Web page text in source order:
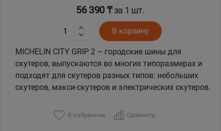
56 390 ₸за 1 шт.
В корзину
MICHELIN CITY GRIP 2 – городские шины для
скутеров, выпускаются во многих типоразмерах и
подходят для скутеров разных типов: небольших
скутеров, макси-скутеров и электрических скутеров.
В избранное Сравнить